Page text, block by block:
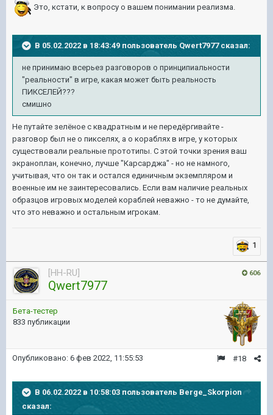
Это, кстати, к вопросу о вашем понимании реализма.
В 05.02.2022 в 18:43:49 пользователь Qwert7977 сказал:
не принимаю всерьез разговоров о принципиальности
"реальности" в игре, какая может быть реальность
ПИКСЕЛЕЙ???
смишно
Не путайте зелёное с квадратным и не передёргивайте -
разговор был не о пикселях, а о кораблях в игре, у которых
существовали реальные прототипы. С этой точки зрения ваш
экраноплан, конечно, лучше "Карсарджа" - но не намного,
учитывая, что он так и остался единичным экземпляром и
военные им не заинтересовались. Если вам наличие реальных
образцов игровых моделей кораблей неважно - то не думайте,
что это неважно и остальным игрокам.
1
606
[HH-RU]
Qwert7977
Бета-тестер
833 публикации
#18
Опубликовано: 6 фев 2022, 11:55:53
В 06.02.2022 в 10:58:03 пользователь Berge_Skorpion
сказал: